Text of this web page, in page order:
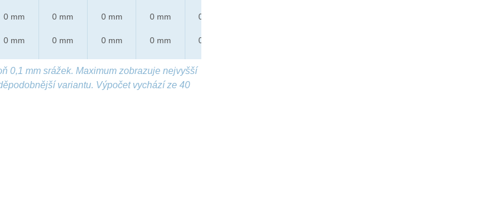
0 mm
0 mm
0 mm
0 mm
0 mm
0 mm
0 mm
0 mm
0 mm
0 mm
0,1 mm srážek. Maximum zobrazuje nejvyšší
variantu. Výpočet vychází ze 40